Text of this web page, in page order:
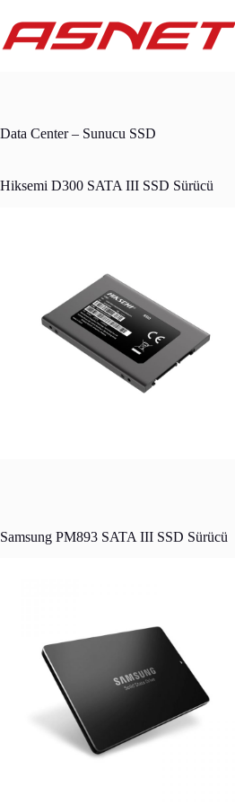
content
Data Center – Sunucu SSD
Hiksemi D300 SATA III SSD Sürücü
Samsung PM893 SATA III SSD Sürücü